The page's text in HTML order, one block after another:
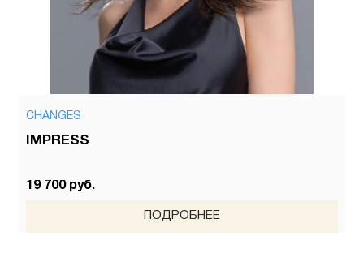
CHANGES
IMPRESS
19 700 руб.
ПОДРОБНЕЕ